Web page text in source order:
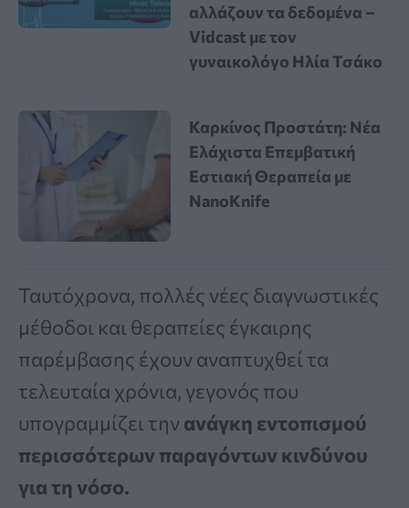
αλλάζουν τα δεδομένα –
Vidcast με τον
γυναικολόγο Ηλία Τσάκο
Καρκίνος Προστάτη: Νέα
Ελάχιστα Επεμβατική
Εστιακή Θεραπεία με
NanoKnife
Ταυτόχρονα, πολλές νέες διαγνωστικές
μέθοδοι και θεραπείες έγκαιρης
παρέμβασης έχουν αναπτυχθεί τα
τελευταία χρόνια, γεγονός που
υπογραμμίζει την ανάγκη εντοπισμού
περισσότερων παραγόντων κινδύνου
για τη νόσο.